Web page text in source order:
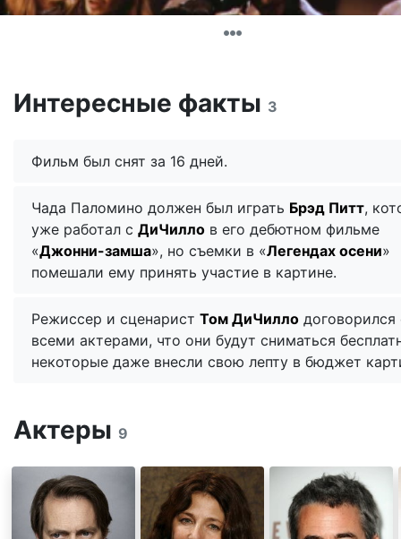
Интересные факты 3
Фильм был снят за 16 дней.
Чада Паломино должен был играть Брэд Питт,
уже работал с ДиЧилло в его дебютном фильме
«Джонни-замша», но съемки в «Легендах осени»
помешали ему принять участие в картине.
Режиссер и сценарист Том ДиЧилло договорился
всеми актерами, что они будут сниматься
некоторые даже внесли свою лепту в бюджет
Актеры 9